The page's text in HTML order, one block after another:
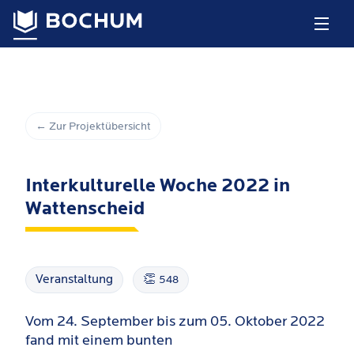
← Zur Projektübersicht
Interkulturelle Woche 2022 in
Wattenscheid
Veranstaltung 👏 548
Vom 24. September bis zum 05. Oktober 2022
fand mit einem bunten